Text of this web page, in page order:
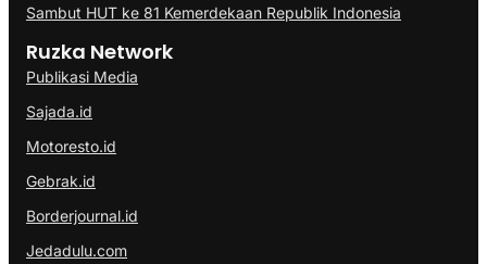
Sambut HUT ke 81 Kemerdekaan Republik Indonesia
Ruzka Network
Publikasi Media
Sajada.id
Motoresto.id
Gebrak.id
Borderjournal.id
Jedadulu.com